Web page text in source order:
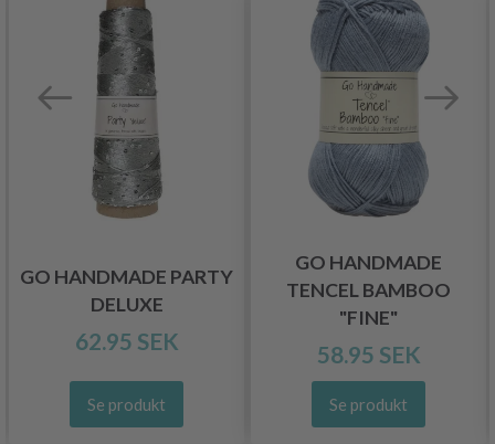
GO HANDMADE PARTY
DELUXE
62.95 SEK
Se produkt
GO HANDMADE
TENCEL BAMBOO
"FINE"
58.95 SEK
Se produkt